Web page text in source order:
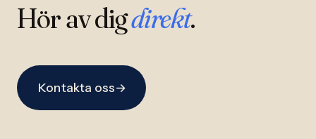
Hör av digdirekt.
Kontakta oss→